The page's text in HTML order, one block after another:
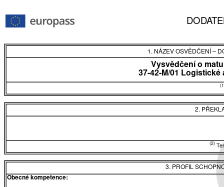
1. NÁZEV OSVĚDČENÍ –
Vysvědčení o
37-42-M/01
2.
(2)
3. PROFIL
Obecné kompetence: